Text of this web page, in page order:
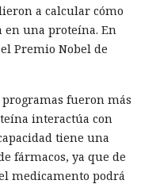
a calcular cómo
en una proteína. En
Premio Nobel de
programas fueron más
interactúa con
tiene una
fármacos, ya que de
medicamento podrá